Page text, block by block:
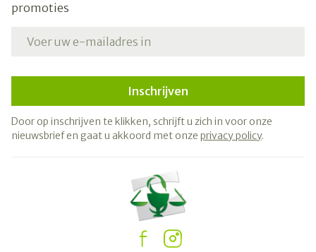
promoties
Inschrijven
Door op inschrijven te klikken, schrijft u zich in voor onze
nieuwsbrief en gaat u akkoord met onze privacy policy.